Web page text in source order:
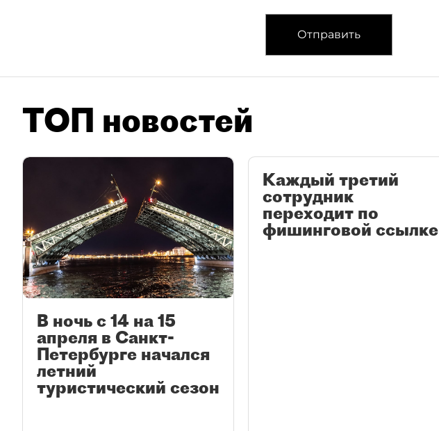
Отправить
ТОП новостей
В ночь с 14 на 15
апреля в Санкт-
Петербурге начался
летний
туристический сезон
Каждый третий
сотрудник
переходит по
фишинговой ссылке